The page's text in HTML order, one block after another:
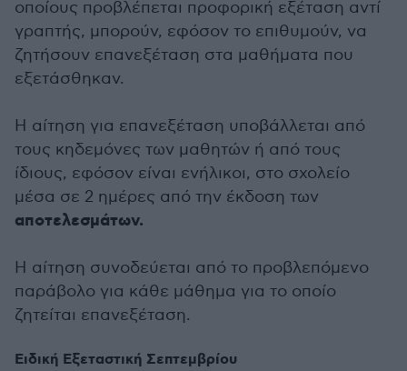
οποίους προβλέπεται προφορική εξέταση αντί
γραπτής, μπορούν, εφόσον το επιθυμούν, να
ζητήσουν επανεξέταση στα μαθήματα που
εξετάσθηκαν.
Η αίτηση για επανεξέταση υποβάλλεται από
τους κηδεμόνες των μαθητών ή από τους
ίδιους, εφόσον είναι ενήλικοι, στο σχολείο
μέσα σε 2 ημέρες από την έκδοση των
αποτελεσμάτων.
Η αίτηση συνοδεύεται από το προβλεπόμενο
παράβολο για κάθε μάθημα για το οποίο
ζητείται επανεξέταση.
Ειδική Εξεταστική Σεπτεμβρίου